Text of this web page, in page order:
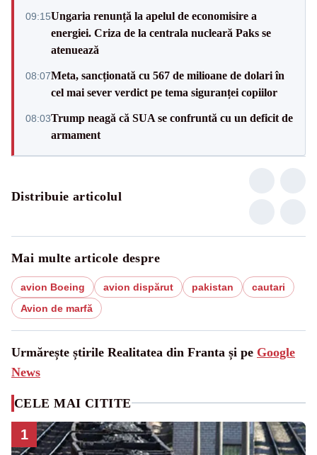
09:15Ungaria renunță la apelul de economisire a
energiei. Criza de la centrala nucleară Paks se
atenuează
08:07Meta, sancționată cu 567 de milioane de dolari în
cel mai sever verdict pe tema siguranței copiilor
08:03Trump neagă că SUA se confruntă cu un deficit de
armament
Distribuie articolul
Mai multe articole despre
avion Boeing avion dispărut pakistan
cautari
Avion de marfă
Urmărește știrile Realitatea din Franta și pe Google
News
CELE MAI CITITE
1